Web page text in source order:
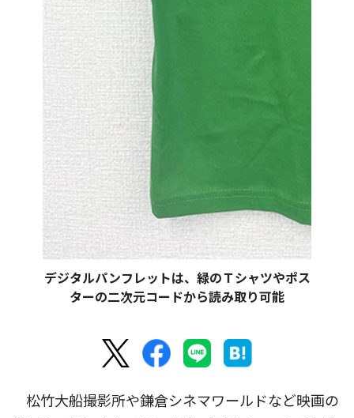
デジタルパンフレットは、緑のＴシャツやポス
ターの二次元コードから読み取り可能
松竹大船撮影所や鎌倉シネマワールドなど映画の